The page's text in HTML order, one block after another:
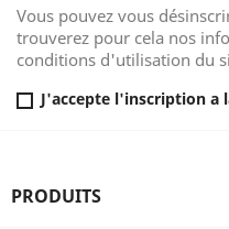
Vous pouvez vous
trouverez pour cela nos
conditions d'utilisation du
J'accepte l'inscription a
PRODUITS